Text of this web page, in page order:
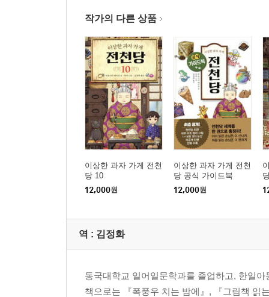
작가의 다른 상품
이상한 과자 가게 전천
당 10
12,000원
이상한 과자 가게 전천
당 공식 가이드북
12,000원
역 : 김정화
동국대학교 일어일문학과를 졸업하고, 한일
책으로는 『폭풍우 치는 밤에』, 『그림책 읽